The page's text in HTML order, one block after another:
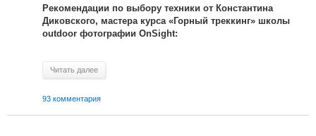
Рекомендации по выбору техники от Константина
Диковского, мастера курса «Горный треккинг» школы
outdoor фотографии OnSight:
Читать далее
93 комментария